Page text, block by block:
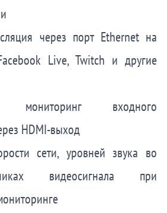
через порт Ethernet на
Live, Twitch и другие
мониторинг входного
HDMI-выход
сети, уровней звука во
видеосигнала при